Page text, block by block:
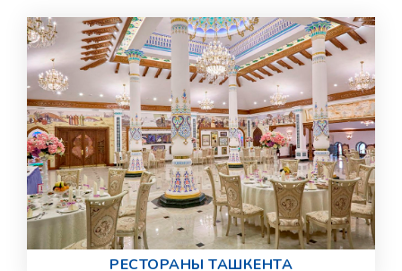
РЕСТОРАНЫ ТАШКЕНТА